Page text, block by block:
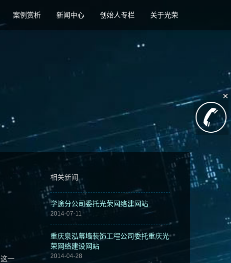
案例赏析 新闻中心 创始人专栏 关于光荣
一
相关新闻
学途分公司委托光荣网络建网站
2014-07-11
重庆泉泓幕墙装饰工程公司委托重庆光
荣网络建设网站
2014-04-28
×